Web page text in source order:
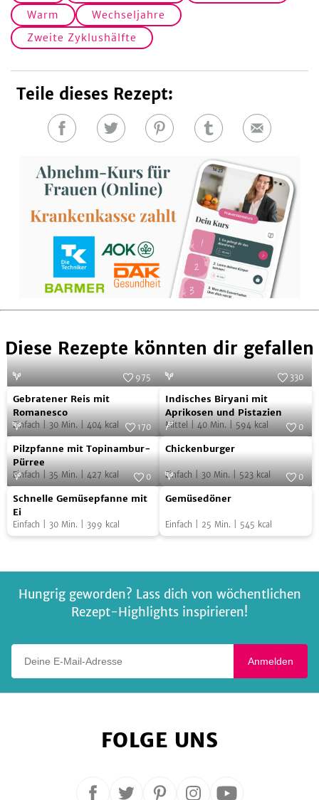
Warm
Wechseljahre
Zweite Zyklushälfte
Teile dieses Rezept:
Auf
teilen
Auf
teilen
Auf
teilen
Auf
teilen
E-
Diese Rezepte könnten dir gefallen
Gebratener
Reis
mit
Romanesco
Foto:
975
Gebratener Reis mit
Romanesco
Einfach 30 Min. 404 kcal
Indisches
Biryani
mit
Aprikosen
und
Pistazien
Foto:
330
Indisches Biryani mit
Aprikosen und Pistazien
Mittel 40 Min. 594 kcal
Pilzpfanne
mit
Topinambur-
Pürree
Foto: SevenCooks
170
Pilzpfanne mit Topinambur-
Pürree
Einfach 35 Min. 427 kcal
Chickenburger
0
Chickenburger
Einfach 30 Min. 523 kcal
Schnelle
Gemüsepfanne
mit
Foto: SevenCooks
0
Schnelle Gemüsepfanne mit
Ei
Einfach 30 Min. 399 kcal
Gemüsedöner
0
Gemüsedöner
Einfach 25 Min. 545 kcal
Hungrig geworden? Lass dich von wöchentlichen
Rezept-Highlights inspirieren!
Anmelden
FOLGE UNS